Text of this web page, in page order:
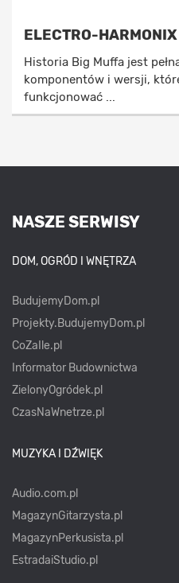
ELECTRO-
Historia Big Muffa jest
komponentów i wersji,
funkcjonować ...
NASZE SERWISY
DOM, OGRÓD I WNĘTRZA
BudujemyDom.pl
Projekty.BudujemyDom.pl
CoZaIle.pl
Informator Budownictwa
ZielonyOgródek.pl
CzasNaWnetrze.pl
MUZYKA I DŹWIĘK
Audio.com.pl
MagazynGitarzysta.pl
MagazynPerkusista.pl
EstradaiStudio.pl